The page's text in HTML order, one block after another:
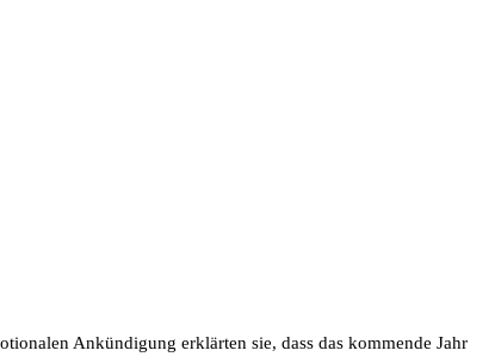
Ankündigung erklärten sie, dass das kommende Jahr